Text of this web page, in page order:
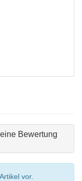
Bewertung
vor.